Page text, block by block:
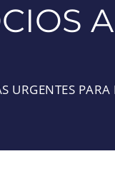
URGENTES